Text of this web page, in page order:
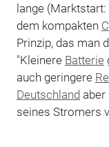
lange
dem kompakten
Prinzip, das man
"Kleinere Batterie
auch geringere
Deutschland aber
seines Stromers